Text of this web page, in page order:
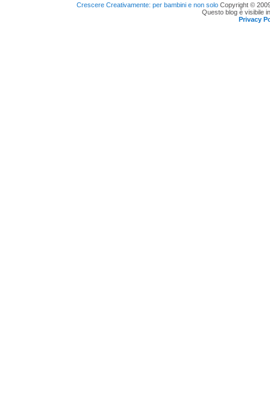
Crescere Creativamente: per bambini e non solo Copyright ©
Questo blog è visibile
Privacy